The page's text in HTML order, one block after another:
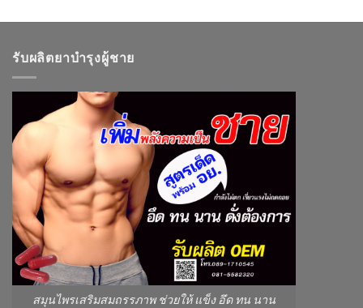
รับผลิตยาบำรุงผู้ชาย
สมุนไพรเสริมสมถรรภาพ ช่วยให้ แข็ง อึด ทน นาน